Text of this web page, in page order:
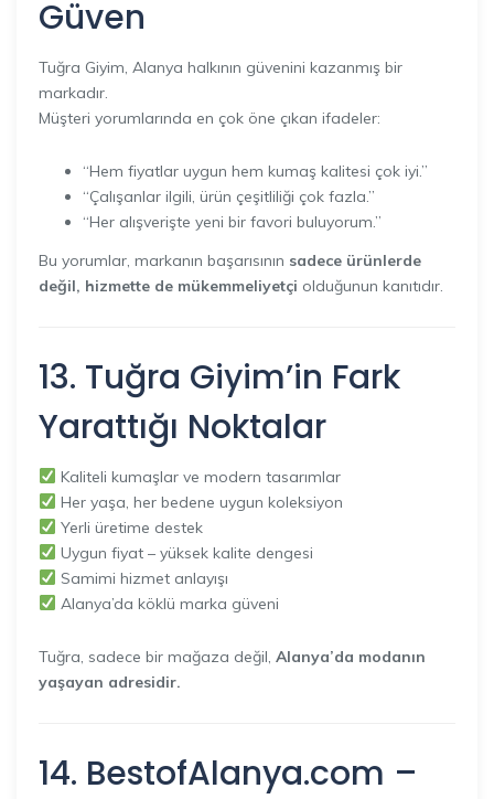
Güven
Tuğra Giyim, Alanya halkının güvenini kazanmış bir
markadır.
Müşteri yorumlarında en çok öne çıkan ifadeler:
“Hem fiyatlar uygun hem kumaş kalitesi çok iyi.”
“Çalışanlar ilgili, ürün çeşitliliği çok fazla.”
“Her alışverişte yeni bir favori buluyorum.”
Bu yorumlar, markanın başarısının sadece ürünlerde
değil, hizmette de mükemmeliyetçi olduğunun kanıtıdır.
13. Tuğra Giyim’in Fark
Yarattığı Noktalar
Kaliteli kumaşlar ve modern tasarımlar
Her yaşa, her bedene uygun koleksiyon
Yerli üretime destek
Uygun fiyat – yüksek kalite dengesi
Samimi hizmet anlayışı
Alanya’da köklü marka güveni
Tuğra, sadece bir mağaza değil, Alanya’da modanın
yaşayan adresidir.
14. BestofAlanya.com –